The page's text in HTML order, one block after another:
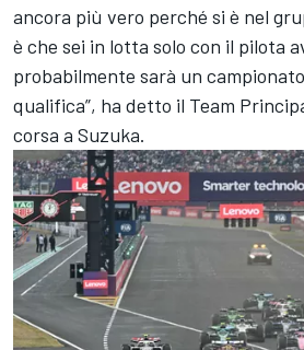
ancora più vero perché si è nel
è che sei in lotta solo con il pilota
probabilmente sarà un
qualifica”, ha detto il Team
corsa a Suzuka.